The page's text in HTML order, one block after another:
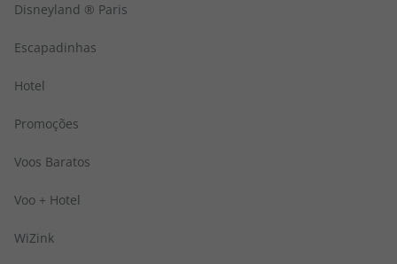
Disneyland ® Paris
Escapadinhas
Hotel
Promoções
Voos Baratos
Voo + Hotel
WiZink